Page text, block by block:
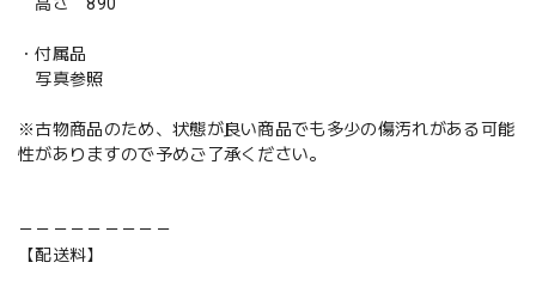
・付属品
写真参照
※古物商品のため、状態が良い商品でも多少の傷汚れがある可能
性がありますので予めご了承ください。
－－－－－－－－－
【配送料】